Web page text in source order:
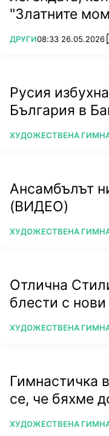
"Златните
ПОВЕЧЕ ОТ
ДРУГИ08:33 26.05.2026
Русия
България в
ПОВЕЧЕ ОТ
ХУДОЖЕСТВЕНА
Ансамбълът
(ВИДЕО)
ПОВЕЧЕ ОТ
ХУДОЖЕСТВЕНА
Отлична
блести с
ПОВЕЧЕ ОТ
ХУДОЖЕСТВЕНА
Гимнастичка
се, че бяхме
ПОВЕЧЕ ОТ
ХУДОЖЕСТВЕНА